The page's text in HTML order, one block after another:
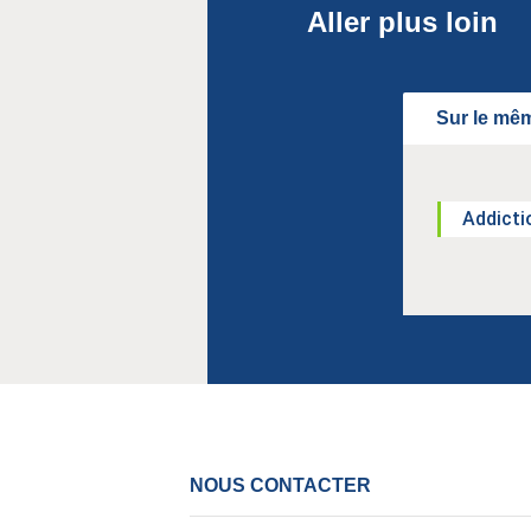
Aller plus loin
Sur le
NOUS CONTACTER